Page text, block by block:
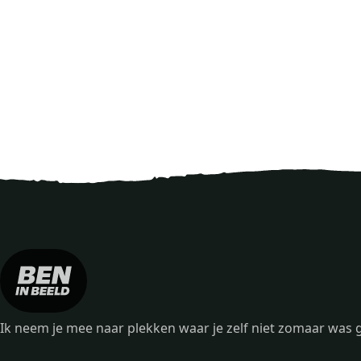
Ik neem je mee naar plekken waar je zelf niet zomaar was